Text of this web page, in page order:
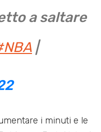
a saltare
|
i minuti e le